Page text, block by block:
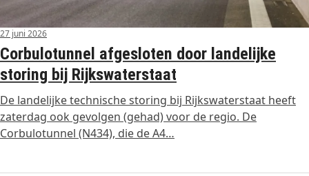
27 juni 2026
Corbulotunnel afgesloten door landelijke
storing bij Rijkswaterstaat
De landelijke technische storing bij Rijkswaterstaat heeft
zaterdag ook gevolgen (gehad) voor de regio. De
Corbulotunnel (N434), die de A4…